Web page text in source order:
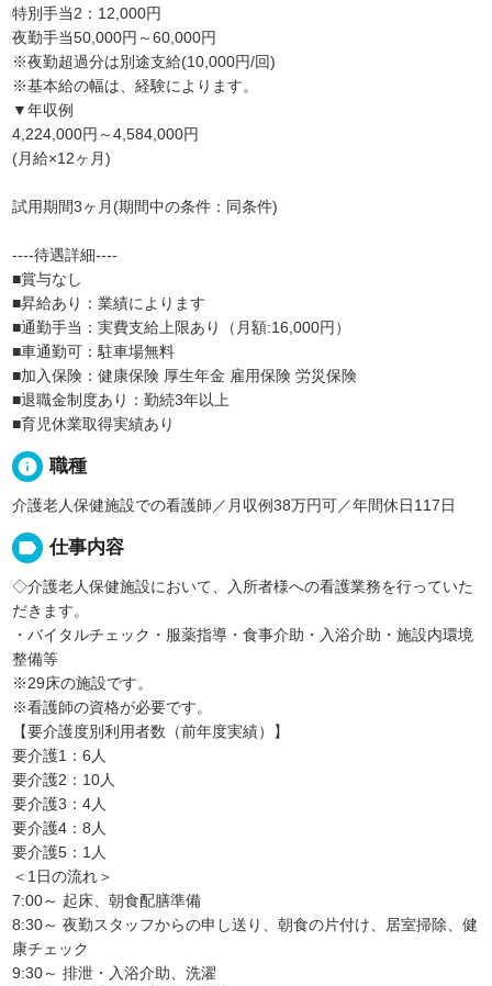
特別手当2：12,000円
夜勤手当50,000円～60,000円
※夜勤超過分は別途支給(10,000円/回)
※基本給の幅は、経験によります。
▼年収例
4,224,000円～4,584,000円
(月給×12ヶ月)
試用期間3ヶ月(期間中の条件：同条件)
----待遇詳細----
■賞与なし
■昇給あり：業績によります
■通勤手当：実費支給上限あり（月額:16,000円）
■車通勤可：駐車場無料
■加入保険：健康保険 厚生年金 雇用保険 労災保険
■退職金制度あり：勤続3年以上
■育児休業取得実績あり
info 職種
介護老人保健施設での看護師／月収例38万円可／年間休日117日
label 仕事内容
◇介護老人保健施設において、入所者様への看護業務を行っていた
だきます。
・バイタルチェック・服薬指導・食事介助・入浴介助・施設内環境
整備等
※29床の施設です。
※看護師の資格が必要です。
【要介護度別利用者数（前年度実績）】
要介護1：6人
要介護2：10人
要介護3：4人
要介護4：8人
要介護5：1人
＜1日の流れ＞
7:00～ 起床、朝食配膳準備
8:30～ 夜勤スタッフからの申し送り、朝食の片付け、居室掃除、健
康チェック
9:30～ 排泄・入浴介助、洗濯